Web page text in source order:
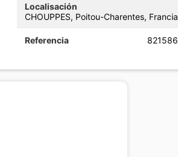
Localisación
CHOUPPES, Poitou-Charentes, Francia
Referencia 821586